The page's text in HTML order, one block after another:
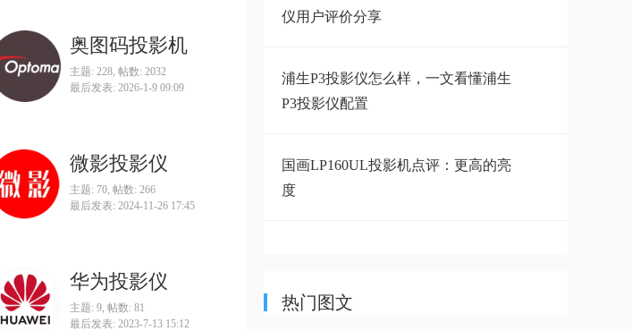
奥图码投影机
主题: 228, 帖数: 2032
最后发表: 2026-1-9 09:09
微影投影仪
主题: 70, 帖数: 266
最后发表: 2024-11-26 17:45
华为投影仪
主题: 9, 帖数: 81
最后发表: 2023-7-13 15:12
仪用户评价分享
浦生P3投影仪怎么样，一文看懂浦生
P3投影仪配置
国画LP160UL投影机点评：更高的亮
度
热门图文